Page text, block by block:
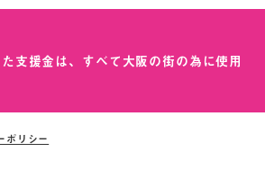
支援金は、すべて大阪の街の為に使用
ポリシー